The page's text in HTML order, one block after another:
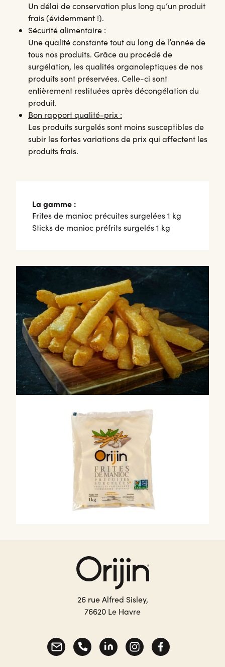
Un délai de conservation plus long qu’un produit
frais (évidemment !).
Sécurité alimentaire :
Une qualité constante tout au long de l’année de
tous nos produits. Grâce au procédé de
surgélation, les qualités organoleptiques de nos
produits sont préservées. Celle-ci sont
entièrement restituées après décongélation du
produit.
Bon rapport qualité-prix :
Les produits surgelés sont moins susceptibles de
subir les fortes variations de prix qui affectent les
produits frais.
La gamme :
Frites de manioc précuites surgelées 1 kg
Sticks de manioc préfrits surgelés 1 kg
26 rue Alfred Sisley,
76620 Le Havre